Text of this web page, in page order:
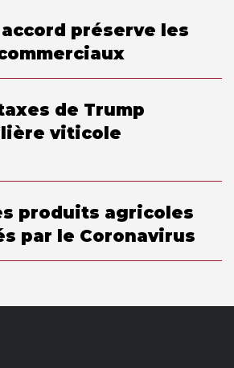
préserve les
de Trump
viticole
produits agricoles
par le Coronavirus